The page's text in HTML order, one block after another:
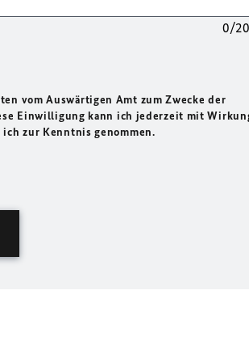
0/
vom Auswärtigen Amt zum Zwecke der
Einwilligung kann ich jederzeit mit
zur Kenntnis genommen.